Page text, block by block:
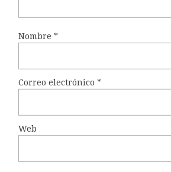
Nombre *
Correo electrónico *
Web